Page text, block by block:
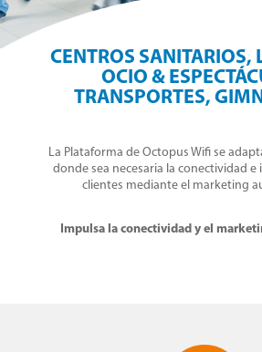
CENTROS SANITARIOS,
OCIO &
TRANSPORTES,
La Plataforma de Octopus Wifi se
donde sea necesaria la conectividad
clientes mediante el marketing
Impulsa la conectividad y el